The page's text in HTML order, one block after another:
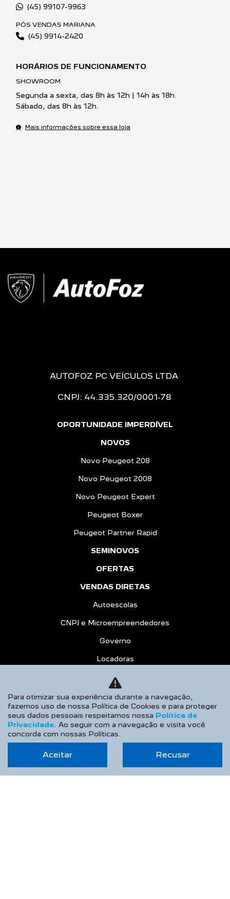
(45) 99107-9963
PÓS VENDAS MARIANA
(45) 9914-2420
HORÁRIOS DE FUNCIONAMENTO
SHOWROOM
Segunda a sexta, das 8h às 12h | 14h às 18h.
Sábado, das 8h às 12h.
Mais informações sobre essa loja
AUTOFOZ PC VEÍCULOS LTDA
CNPJ: 44.335.320/0001-78
OPORTUNIDADE IMPERDÍVEL
NOVOS
Novo Peugeot 208
Novo Peugeot 2008
Novo Peugeot Expert
Peugeot Boxer
Peugeot Partner Rapid
SEMINOVOS
OFERTAS
VENDAS DIRETAS
Autoescolas
CNPJ e Microempreendedores
Governo
Locadoras
Produtor Rural
Taxistas
PEUGEOT INCLUSÃO
SOLUÇÕES FINANCEIRAS
Financiamento
Para otimizar sua experiência durante a navegação,
fazemos uso de nossa Política de Cookies e para proteger
seus dados pessoais respeitamos nossa Política de
Privacidade. Ao seguir com a navegação e visita você
concorda com nossas Políticas.
Aceitar Recusar